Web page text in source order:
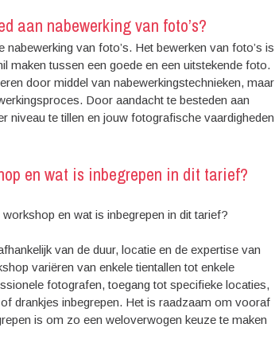
aan nabewerking van foto’s?
van foto’s. Het bewerken van foto’s is
maken tussen een goede en een uitstekende foto.
door middel van nabewerkingstechnieken, maar
Door aandacht te besteden aan
niveau te tillen en jouw fotografische vaardigheden
en wat is inbegrepen in dit tarief?
en wat is inbegrepen in dit tarief?
van de duur, locatie en de expertise van
variëren van enkele tientallen tot enkele
fotografen, toegang tot specifieke locaties,
drankjes inbegrepen. Het is raadzaam om vooraf
is om zo een weloverwogen keuze te maken